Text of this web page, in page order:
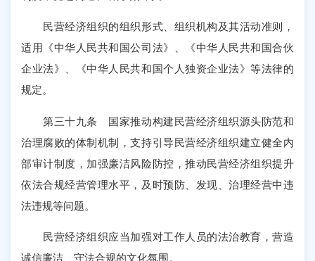
民营经济组织的组织形式、组织机构及其活动准则，
适用《中华人民共和国公司法》、《中华人民共和国合伙
企业法》、《中华人民共和国个人独资企业法》等法律的
规定。
第三十九条 国家推动构建民营经济组织源头防范和
治理腐败的体制机制，支持引导民营经济组织建立健全内
部审计制度，加强廉洁风险防控，推动民营经济组织提升
依法合规经营管理水平，及时预防、发现、治理经营中违
法违规等问题。
民营经济组织应当加强对工作人员的法治教育，营造
诚信廉洁、守法合规的文化氛围。